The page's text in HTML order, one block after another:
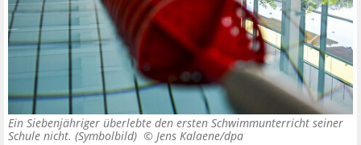
Ein Siebenjähriger überlebte den ersten Schwimmunterricht seiner
Schule nicht. (Symbolbild) © Jens Kalaene/dpa